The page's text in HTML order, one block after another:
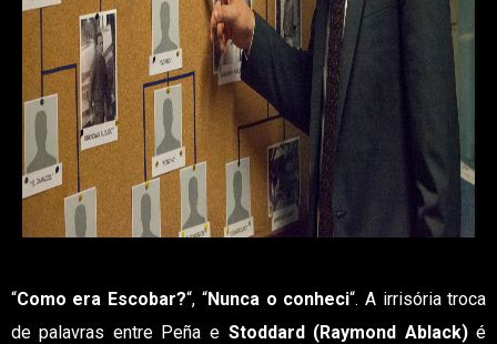
“Como era Escobar?“, “Nunca o conheci“. A irrisória troca
de palavras entre Peña e Stoddard (Raymond Ablack)é